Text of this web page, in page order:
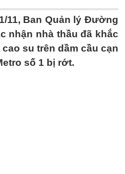
11, Ban Quản lý Đường
nhận nhà thầu đã khắc
su trên dầm cầu cạn
số 1 bị rớt.